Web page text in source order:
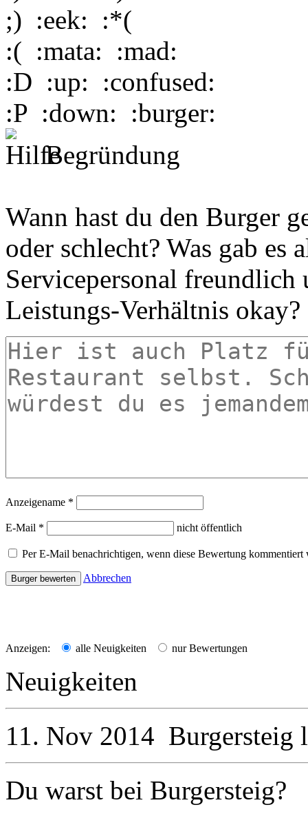
;) :eek:
:*(
:( :mata:
:mad:
:D :up:
:confused:
:P :down:
:burger:
Begründung
Wann hast du den Burger
oder schlecht? Was gab es
Servicepersonal freundlich
Leistungs-Verhältnis okay?
Anzeigename *
E-Mail * nicht öffentlich
Per E-Mail benachrichtigen, wenn diese Bewertung kommentiert
Abbrechen
Anzeigen: alle Neuigkeiten nur Bewertungen
Neuigkeiten
11. Nov 2014 Burgersteig
Du warst bei Burgersteig?